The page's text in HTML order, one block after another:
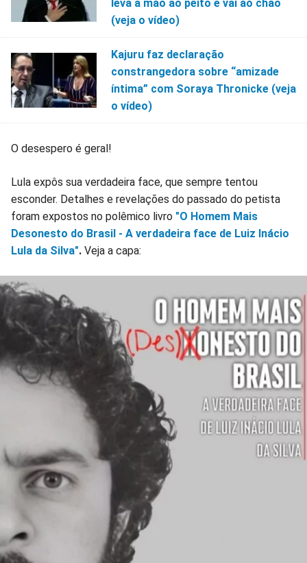
leva a mão ao peito e vai ao chão
(veja o vídeo)
Kajuru faz declaração
constrangedora sobre “amizade
íntima” com Soraya Thronicke (veja
o vídeo)
O desespero é geral!
Lula expôs sua verdadeira face, que sempre tentou
esconder. Detalhes e revelações do passado do petista
foram expostos no polêmico livro "O Homem Mais
Desonesto do Brasil - A verdadeira face de Luiz Inácio
Lula da Silva". Veja a capa: